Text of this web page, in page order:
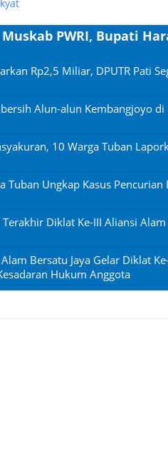
PWRI, Bupati
Rp2,5 Miliar, DPUTR Pati
Alun-alun Kembangjoyo
10 Warga Tuban
Tuban Ungkap Kasus
Diklat Ke-III Aliansi
Bersatu Jaya Gelar Diklat
Hukum Anggota